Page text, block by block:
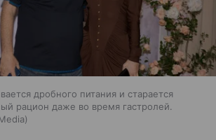
дробного питания и старается
рацион даже во время гастролей.